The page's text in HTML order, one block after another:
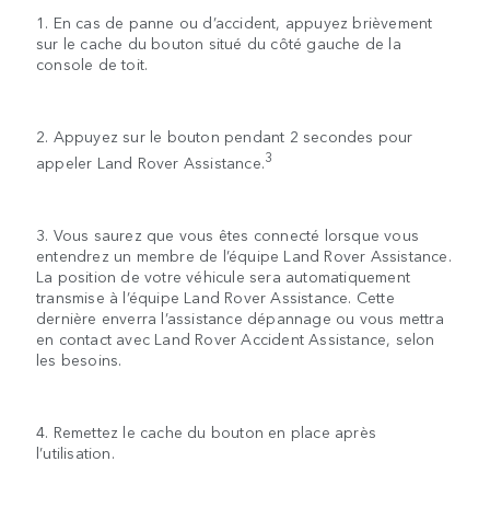
1. En cas de panne ou d’accident, appuyez brièvement
sur le cache du bouton situé du côté gauche de la
console de toit.
2. Appuyez sur le bouton pendant 2 secondes pour
appeler Land Rover Assistance.3
3. Vous saurez que vous êtes connecté lorsque vous
entendrez un membre de l’équipe Land Rover Assistance.
La position de votre véhicule sera automatiquement
transmise à l’équipe Land Rover Assistance. Cette
dernière enverra l’assistance dépannage ou vous mettra
en contact avec Land Rover Accident Assistance, selon
les besoins.
4. Remettez le cache du bouton en place après
l’utilisation.